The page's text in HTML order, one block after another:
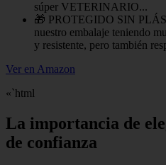
súper VETERINARIO...
🎁 PROTEGIDO SIN
nuestro embalaje teniendo
y resistente, pero también
Ver en Amazon
«`html
La importancia de
de confianza